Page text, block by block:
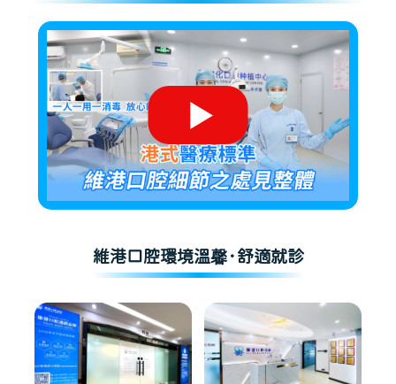
維港口腔環境溫馨·舒適就診